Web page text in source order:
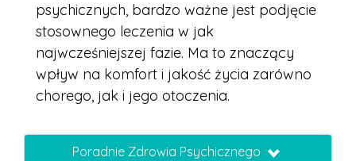
psychicznych, bardzo ważne jest podjęcie
stosownego leczenia w jak
najwcześniejszej fazie. Ma to znaczący
wpływ na komfort i jakość życia zarówno
chorego, jak i jego otoczenia.
Poradnie Zdrowia Psychicznego